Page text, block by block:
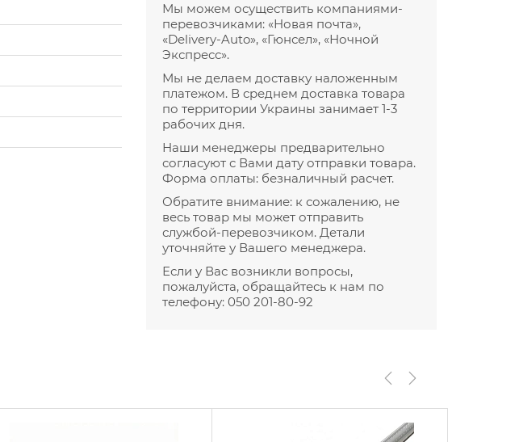
Мы можем осуществить компаниями-
перевозчиками: «Новая почта»,
«Delivery-Auto», «Гюнсел», «Ночной
Экспресс».
Мы не делаем доставку наложенным
платежом. В среднем доставка товара
по территории Украины занимает 1-3
рабочих дня.
Наши менеджеры предварительно
согласуют с Вами дату отправки товара.
Форма оплаты: безналичный расчет.
Обратите внимание: к сожалению, не
весь товар мы может отправить
службой-перевозчиком. Детали
уточняйте у Вашего менеджера.
Если у Вас возникли вопросы,
пожалуйста, обращайтесь к нам по
телефону: 050 201-80-92